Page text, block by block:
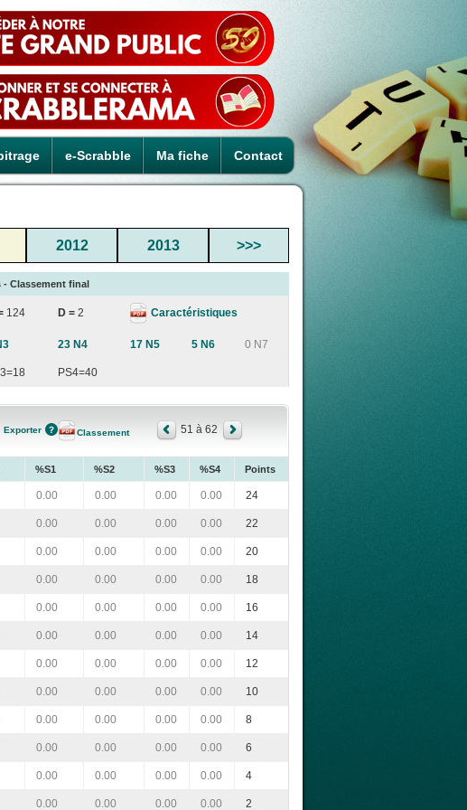
e-Scrabble Ma fiche Contact
2012 2013 >>>
- Classement final
124 D = 2 Caractéristiques
23 N4 17 N5 5 N6 0 N7
PS4=40
Exporter Classement 51 à 62
%S1 %S2 %S3 %S4 Points
0.00 0.00 0.00 0.00 24
0.00 0.00 0.00 0.00 22
0.00 0.00 0.00 0.00 20
0.00 0.00 0.00 0.00 18
0.00 0.00 0.00 0.00 16
0.00 0.00 0.00 0.00 14
0.00 0.00 0.00 0.00 12
0.00 0.00 0.00 0.00 10
0.00 0.00 0.00 0.00 8
0.00 0.00 0.00 0.00 6
0.00 0.00 0.00 0.00 4
0.00 0.00 0.00 0.00 2